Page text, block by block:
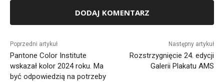
Poprzedni artykuł
Pantone Color Institute
wskazał kolor 2024 roku. Ma
być odpowiedzią na potrzeby
Następny artykuł
Rozstrzygnięcie 24. edycji
Galerii Plakatu AMS